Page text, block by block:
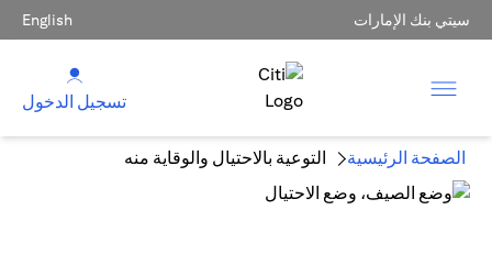
سيتي بنك الإمارات English
تسجيل الدخول
الصفحة الرئيسية التوعية بالاحتيال والوقاية منه